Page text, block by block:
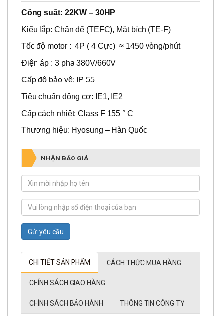
Công suất: 22KW – 30HP
Kiểu lắp: Chân đế (TEFC), Mặt bích (TE-F)
Tốc độ motor : 4P ( 4 Cực) ≈ 1450 vòng/phút
Điện áp : 3 pha 380V/660V
Cấp độ bảo vệ: IP 55
Tiêu chuẩn động cơ: IE1, IE2
Cấp cách nhiệt: Class F 155 ° C
Thương hiệu: Hyosung – Hàn Quốc
NHẬN BÁO GIÁ
Gửi yêu cầu
CHI TIẾT SẢN PHẨM CÁCH THỨC MUA HÀNG
CHÍNH SÁCH GIAO HÀNG
CHÍNH SÁCH BẢO HÀNH THÔNG TIN CÔNG TY